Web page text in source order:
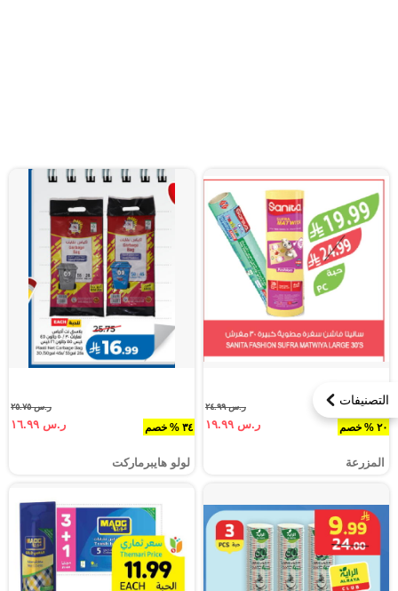
التصنيفات
٢٠ % خصم
ر.س ٢٤.٩٩
ر.س ١٩.٩٩
المزرعة
٣٤ % خصم
ر.س ٢٥.٧٥
ر.س ١٦.٩٩
لولو هايبرماركت